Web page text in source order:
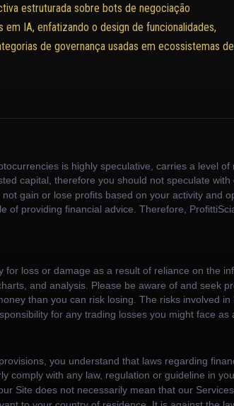
estruturada sobre bots de negociação
IA, enfatizando o design de funcionalidades,
de governança usadas em ecossistemas de